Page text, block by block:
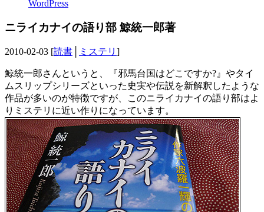
WordPress
ニライカナイの語り部 鯨統一郎著
2010-02-03 [読書 ミステリ ]
鯨統一郎さんというと、『邪馬台国はどこですか?』やタイ
ムスリップシリーズといった史実や伝説を新解釈したような
作品が多いのが特徴ですが、このニライカナイの語り部はよ
りミステリに近い作りになっています。